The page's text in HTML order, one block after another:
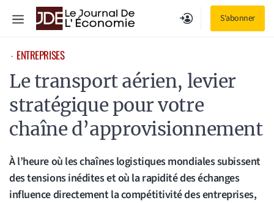
S'abonner
Menu
⋅ ENTREPRISES
Le transport aérien, levier
stratégique pour votre
chaîne d’approvisionnement
À l’heure où les chaînes logistiques mondiales subissent
des tensions inédites et où la rapidité des échanges
influence directement la compétitivité des entreprises,